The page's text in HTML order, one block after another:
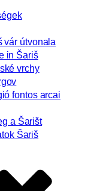
vár útvonala
in Šariš
vrchy
fontos arcai
a Šarišt
Šariš